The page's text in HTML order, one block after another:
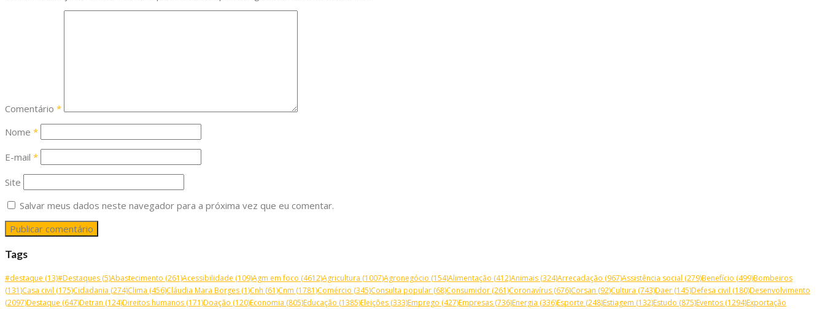
Comentário *
Nome *
E-mail *
Site
Salvar meus dados neste navegador para a próxima vez que eu comentar.
Tags
#destaque (13)#Destaques (5)Abastecimento (261)Acessibilidade (109)Agm em foco (4612)Agricultura (1007)Agronegócio (154)Alimentação (412)Animais (324)Arrecadação (967)Assistência social (279)Benefício (499)Bombeiros
(131)Casa civil (175)Cidadania (274)Clima (456)Cláudia Mara Borges (1)Cnh (61)Cnm (1781)Comércio (345)Consulta popular (68)Consumidor (261)Coronavírus (676)Corsan (92)Cultura (743)Daer (145)Defesa civil (180)Desenvolvimento
(2097)Destaque (647)Detran (124)Direitos humanos (171)Doação (120)Economia (805)Educação (1385)Eleições (333)Emprego (427)Empresas (736)Energia (336)Esporte (248)Estiagem (132)Estudo (875)Eventos (1294)Exportação